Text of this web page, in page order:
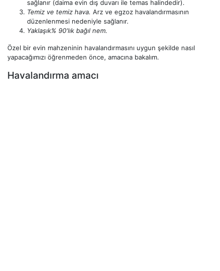
sağlanır (daima evin dış duvarı ile temas halindedir).
Temiz ve temiz hava. Arz ve egzoz havalandırmasının
düzenlenmesi nedeniyle sağlanır.
Yaklaşık% 90'lık bağıl nem.
Özel bir evin mahzeninin havalandırmasını uygun şekilde nasıl
yapacağımızı öğrenmeden önce, amacına bakalım.
Havalandırma amacı